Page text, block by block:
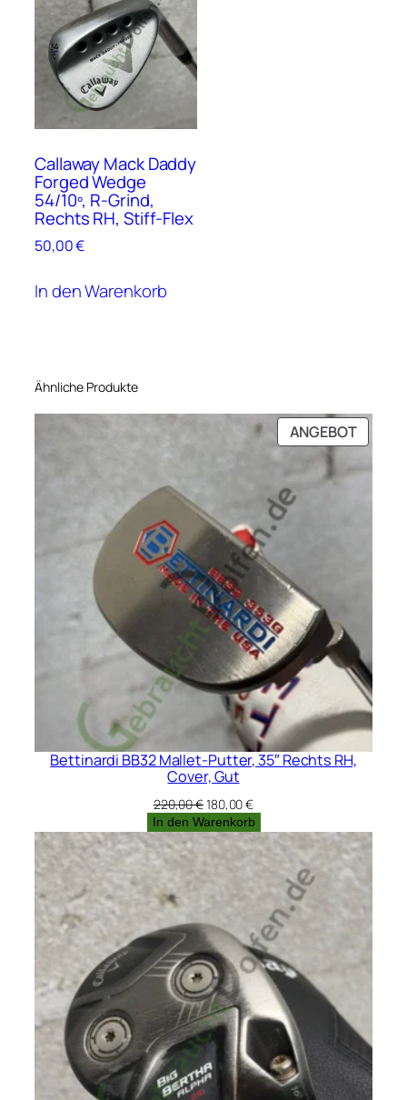
e
Callaway Mack Daddy
Forged Wedge
54/10º, R-Grind,
Rechts RH, Stiff-Flex
50,00€
In den Warenkorb
Ähnliche Produkte
ANGEBOT
IM
Bettinardi BB32 Mallet-Putter, 35″ Rechts RH,
Cover, Gut
220,00€Ursprünglicher
Preis
war:
220,00 €
180,00€Aktueller
Preis
ist:
180,00 €.
In den Warenkorb